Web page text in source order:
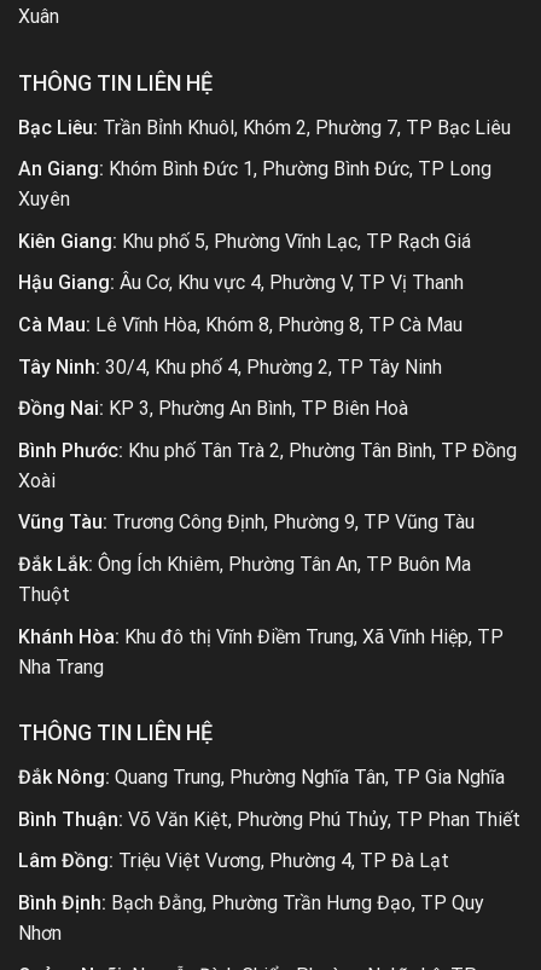
Xuân
THÔNG TIN LIÊN HỆ
Bạc Liêu: Trần Bỉnh Khuôl, Khóm 2, Phường 7, TP Bạc Liêu
An Giang: Khóm Bình Đức 1, Phường Bình Đức, TP Long
Xuyên
Kiên Giang: Khu phố 5, Phường Vĩnh Lạc, TP Rạch Giá
Hậu Giang: Âu Cơ, Khu vực 4, Phường V, TP Vị Thanh
Cà Mau: Lê Vĩnh Hòa, Khóm 8, Phường 8, TP Cà Mau
Tây Ninh: 30/4, Khu phố 4, Phường 2, TP Tây Ninh
Đồng Nai: KP 3, Phường An Bình, TP Biên Hoà
Bình Phước: Khu phố Tân Trà 2, Phường Tân Bình, TP Đồng
Xoài
Vũng Tàu: Trương Công Định, Phường 9, TP Vũng Tàu
Đắk Lắk: Ông Ích Khiêm, Phường Tân An, TP Buôn Ma
Thuột
Khánh Hòa: Khu đô thị Vĩnh Điềm Trung, Xã Vĩnh Hiệp, TP
Nha Trang
THÔNG TIN LIÊN HỆ
Đắk Nông: Quang Trung, Phường Nghĩa Tân, TP Gia Nghĩa
Bình Thuận: Võ Văn Kiệt, Phường Phú Thủy, TP Phan Thiết
Lâm Đồng: Triệu Việt Vương, Phường 4, TP Đà Lạt
Bình Định: Bạch Đằng, Phường Trần Hưng Đạo, TP Quy
Nhơn